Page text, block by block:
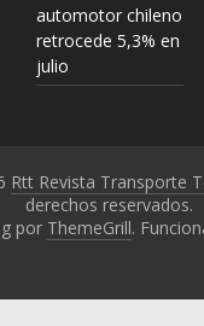
automotor chileno
retrocede 5,3% en
julio
Rtt Revista Transporte
derechos reservados.
por ThemeGrill.